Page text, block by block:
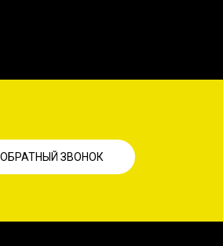
ОБРАТНЫЙ ЗВОНОК